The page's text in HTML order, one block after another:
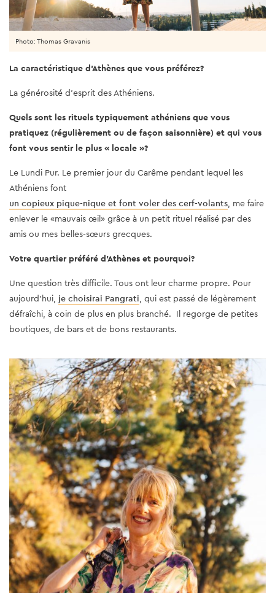
La caractéristique d’Athènes que vous préférez?
La générosité d'esprit des Athéniens.
Quels sont les rituels typiquement athéniens que vous
pratiquez (régulièrement ou de façon saisonnière) et qui vous
font vous sentir le plus « locale »?
Le Lundi Pur. Le premier jour du Carême pendant lequel les
Athéniens font
un copieux pique-nique et font voler des cerf-volants , me faire
enlever le «mauvais œil» grâce à un petit rituel réalisé par des
amis ou mes belles-sœurs grecques.
Votre quartier préféré d'Athènes et pourquoi?
Une question très difficile. Tous ont leur charme propre. Pour
aujourd'hui, je choisirai Pangrati , qui est passé de légèrement
défraîchi, à coin de plus en plus branché. Il regorge de petites
boutiques, de bars et de bons restaurants.
Photo: Thomas Gravanis